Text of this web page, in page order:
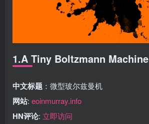
1.A Tiny Boltzmann Machine
中文标题 ：微型玻尔兹曼机
网站: eoinmurray.info
HN评论: 立即访问